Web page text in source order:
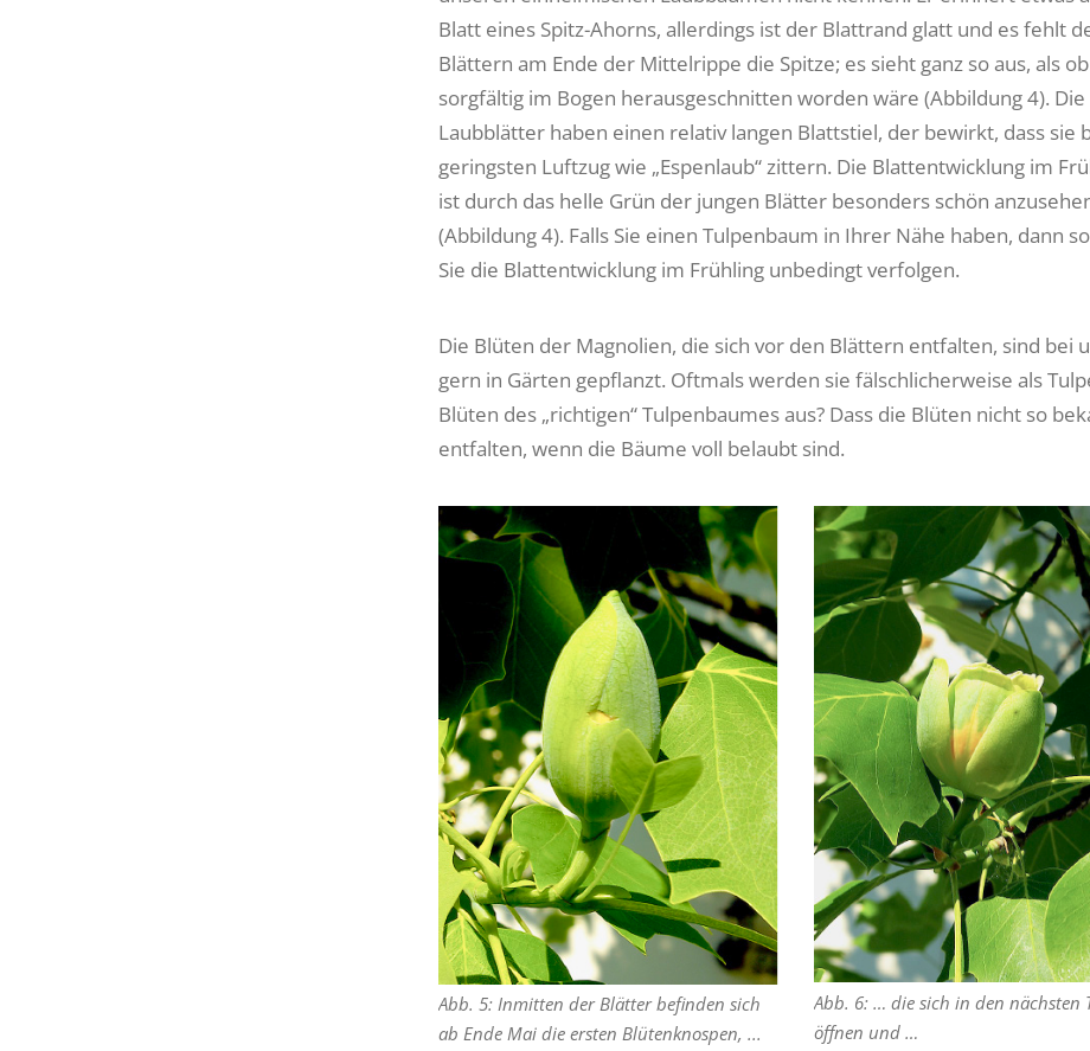
Blatt eines Spitz-Ahorns, allerdings ist der Blattrand glatt und es fehlt
Blättern am Ende der Mittelrippe die Spitze; es sieht ganz so aus, als
sorgfältig im Bogen herausgeschnitten worden wäre (Abbildung 4). Die
Laubblätter haben einen relativ langen Blattstiel, der bewirkt, dass sie
geringsten Luftzug wie „Espenlaub“ zittern. Die Blattentwicklung im
ist durch das helle Grün der jungen Blätter besonders schön
(Abbildung 4). Falls Sie einen Tulpenbaum in Ihrer Nähe haben, dann
Sie die Blattentwicklung im Frühling unbedingt verfolgen.
Die Blüten der Magnolien, die sich vor den Blättern entfalten, sind bei
gern in Gärten gepflanzt. Oftmals werden sie fälschlicherweise als
Blüten des „richtigen“ Tulpenbaumes aus? Dass die Blüten nicht so
entfalten, wenn die Bäume voll belaubt sind.
Abb. 5: Inmitten der Blätter befinden sich
ab Ende Mai die ersten Blütenknospen, ...
Abb. 6: … die sich in den nächsten
öffnen und …